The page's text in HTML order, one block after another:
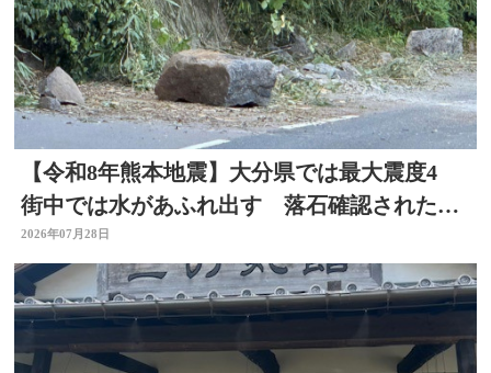
【令和8年熊本地震】大分県では最大震度4
街中では水があふれ出す 落石確認されたと
ころも
2026年07月28日